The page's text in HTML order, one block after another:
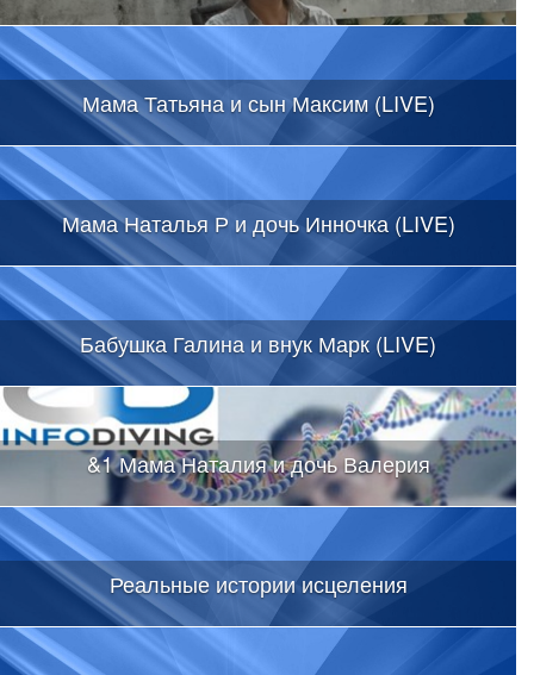
Мама Татьяна и сын Максим (LIVE)
Мама Наталья Р и дочь Инночка (LIVE)
Бабушка Галина и внук Марк (LIVE)
&1 Мама Наталия и дочь Валерия
Реальные истории исцеления